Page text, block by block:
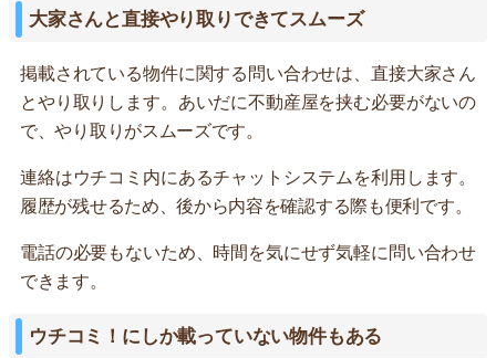
大家さんと直接やり取りできてスムーズ
掲載されている物件に関する問い合わせは、直接大家さん
とやり取りします。あいだに不動産屋を挟む必要がないの
で、やり取りがスムーズです。
連絡はウチコミ内にあるチャットシステムを利用します。
履歴が残せるため、後から内容を確認する際も便利です。
電話の必要もないため、時間を気にせず気軽に問い合わせ
できます。
ウチコミ！にしか載っていない物件もある